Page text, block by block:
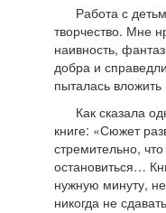
Работа с
творчество. Мне
наивность,
добра и
пыталась
Как сказала
книге: «Сюжет
стремительно,
остановиться…
нужную минуту,
никогда не